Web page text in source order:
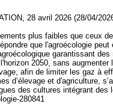
28 avril 2026 (28/04/
plus faibles que ceux
que l'agroécologie
garantissant
2050, sans
afin de limiter les gaz à
d’élevage et d'agriculture,
des cultures intégrant des
280841